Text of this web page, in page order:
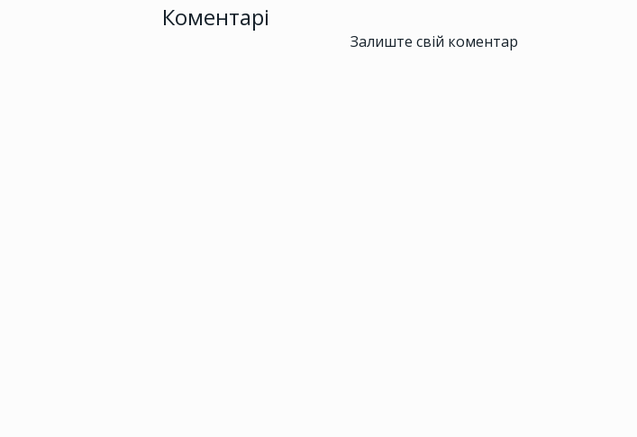
Коментарі
Залиште свій коментар